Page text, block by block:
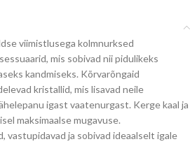
viimistlusega kolmnurksed
mis sobivad nii pidulikeks
kandmiseks. Kõrvarõngaid
kristallid, mis lisavad neile
igast vaatenurgast. Kerge kaal ja
maksimaalse mugavuse.
vastupidavad ja sobivad ideaalselt igale